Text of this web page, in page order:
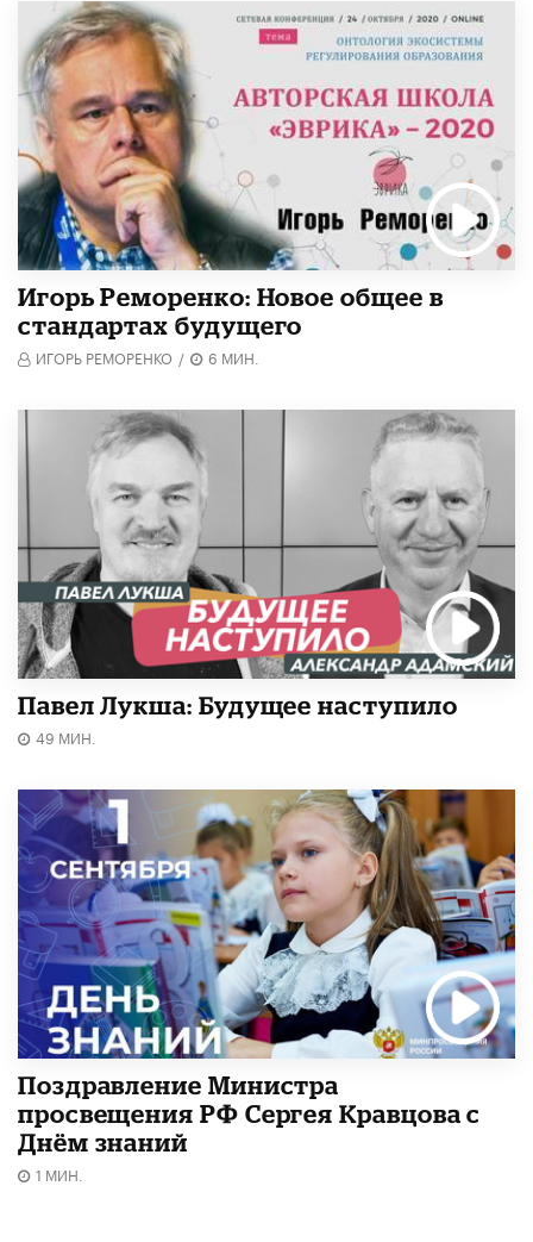
Игорь Реморенко: Новое общее в
стандартах будущего
ИГОРЬ РЕМОРЕНКО / 6 МИН.
Павел Лукша: Будущее наступило
49 МИН.
Поздравление Министра
просвещения РФ Сергея Кравцова с
Днём знаний
1 МИН.